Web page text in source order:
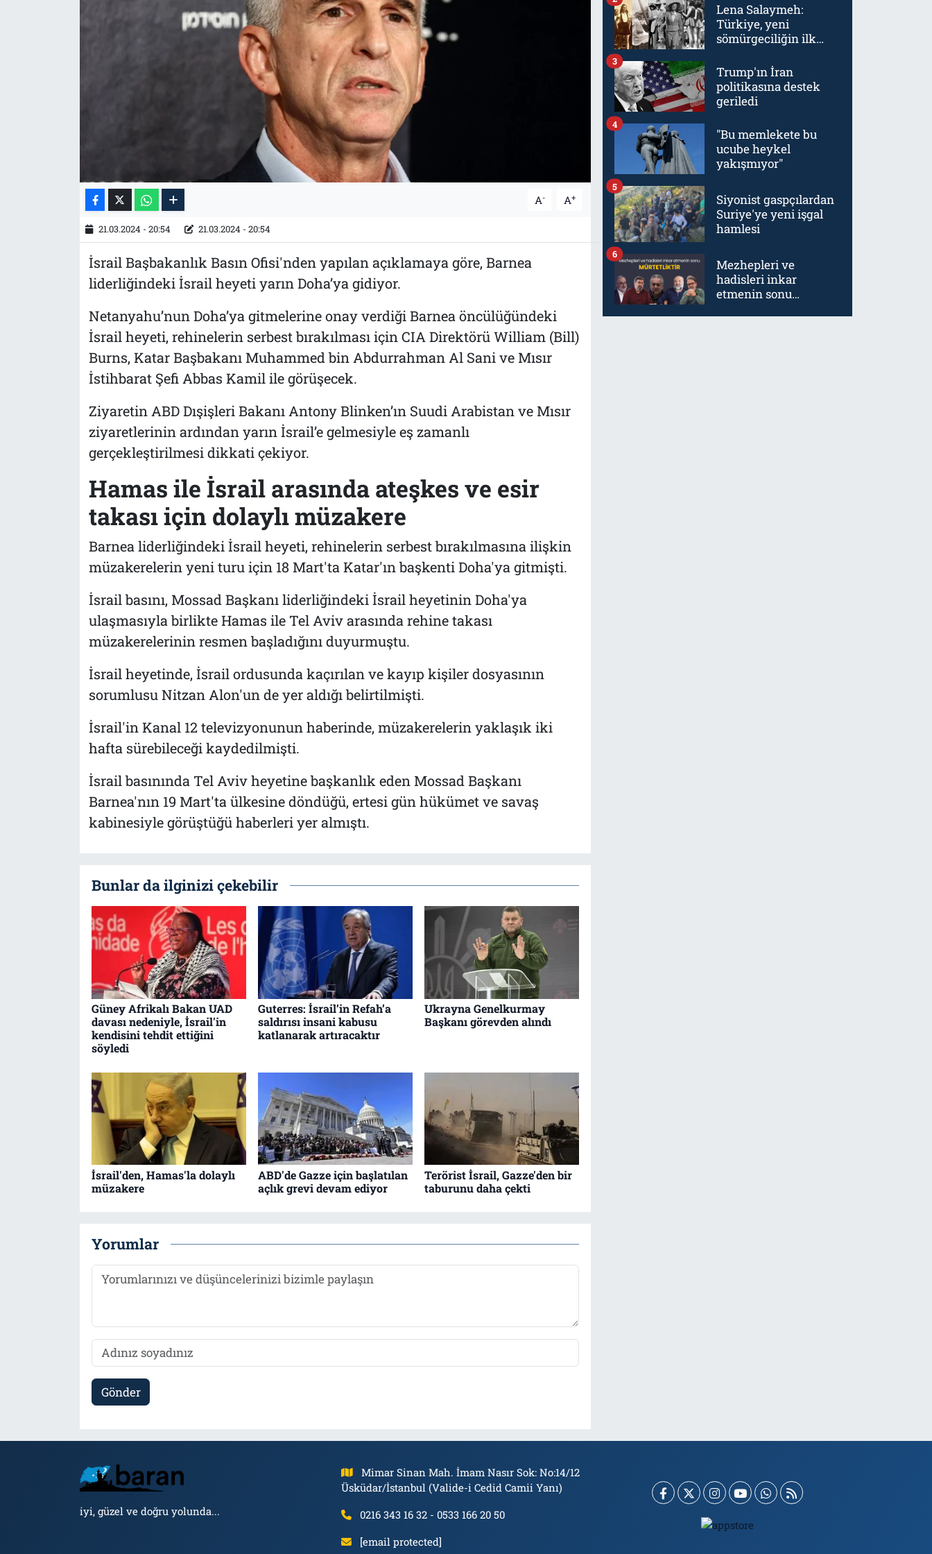
A- A+
21.03.2024 - 20:54 21.03.2024 - 20:54
İsrail Başbakanlık Basın Ofisi'nden yapılan açıklamaya göre, Barnea
liderliğindeki İsrail heyeti yarın Doha’ya gidiyor.
Netanyahu’nun Doha’ya gitmelerine onay verdiği Barnea öncülüğündeki
İsrail heyeti, rehinelerin serbest bırakılması için CIA Direktörü William (Bill)
Burns, Katar Başbakanı Muhammed bin Abdurrahman Al Sani ve Mısır
İstihbarat Şefi Abbas Kamil ile görüşecek.
Ziyaretin ABD Dışişleri Bakanı Antony Blinken’ın Suudi Arabistan ve Mısır
ziyaretlerinin ardından yarın İsrail’e gelmesiyle eş zamanlı
gerçekleştirilmesi dikkati çekiyor.
Hamas ile İsrail arasında ateşkes ve esir
takası için dolaylı müzakere
Barnea liderliğindeki İsrail heyeti, rehinelerin serbest bırakılmasına ilişkin
müzakerelerin yeni turu için 18 Mart'ta Katar'ın başkenti Doha'ya gitmişti.
İsrail basını, Mossad Başkanı liderliğindeki İsrail heyetinin Doha'ya
ulaşmasıyla birlikte Hamas ile Tel Aviv arasında rehine takası
müzakerelerinin resmen başladığını duyurmuştu.
İsrail heyetinde, İsrail ordusunda kaçırılan ve kayıp kişiler dosyasının
sorumlusu Nitzan Alon'un de yer aldığı belirtilmişti.
İsrail'in Kanal 12 televizyonunun haberinde, müzakerelerin yaklaşık iki
hafta sürebileceği kaydedilmişti.
İsrail basınında Tel Aviv heyetine başkanlık eden Mossad Başkanı
Barnea'nın 19 Mart'ta ülkesine döndüğü, ertesi gün hükümet ve savaş
kabinesiyle görüştüğü haberleri yer almıştı.
Bunlar da ilginizi çekebilir
Güney Afrikalı Bakan UAD
davası nedeniyle, İsrail'in
kendisini tehdit ettiğini
söyledi
Guterres: İsrail’in Refah’a
saldırısı insani kabusu
katlanarak artıracaktır
Ukrayna Genelkurmay
Başkanı görevden alındı
İsrail'den, Hamas'la dolaylı
müzakere
ABD'de Gazze için başlatılan
açlık grevi devam ediyor
Terörist İsrail, Gazze'den bir
taburunu daha çekti
Yorumlar
Gönder
Lena Salaymeh:
Türkiye, yeni
sömürgeciliğin ilk
Trump'ın İran
politikasına destek
geriledi
3
"Bu memlekete bu
ucube heykel
yakışmıyor"
4
Siyonist gaspçılardan
Suriye'ye yeni işgal
hamlesi
5
Mezhepleri ve
hadisleri inkar
etmenin sonu
6
iyi, güzel ve doğru yolunda...
Mimar Sinan Mah. İmam Nasır Sok: No:14/12
Üsküdar/İstanbul (Valide-i Cedid Camii Yanı)
0216 343 16 32 - 0533 166 20 50
[email protected]